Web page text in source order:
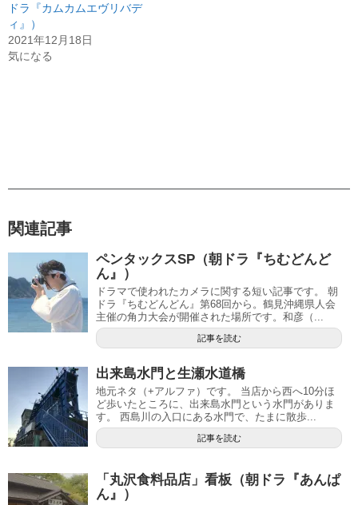
ドラ『カムカムエヴリバデ
ィ』）
2021年12月18日
気になる
関連記事
ペンタックスSP（朝ドラ『ちむどんど
ん』）
ドラマで使われたカメラに関する短い記事です。 朝
ドラ『ちむどんどん』第68回から。鶴見沖縄県人会
主催の角力大会が開催された場所です。和彦（...
記事を読む
出来島水門と生瀬水道橋
地元ネタ（+アルファ）です。 当店から西へ10分ほ
ど歩いたところに、出来島水門という水門がありま
す。 西島川の入口にある水門で、たまに散歩...
記事を読む
「丸沢食料品店」看板（朝ドラ『あんぱ
ん』）